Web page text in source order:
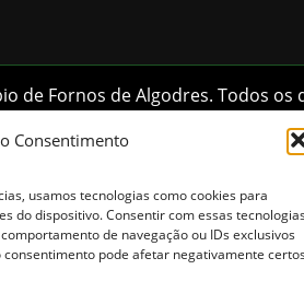
Consentimento
usamos tecnologias como cookies para
do dispositivo. Consentir com essas
de navegação ou IDs exclusivos
pode afetar negativamente
de Fornos de Algodres. Todos